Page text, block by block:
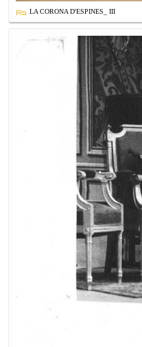
LA CORONA D'ESPINES_ III